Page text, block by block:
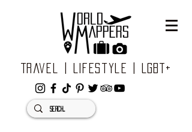
Travel | Lifestyle | LGBT+